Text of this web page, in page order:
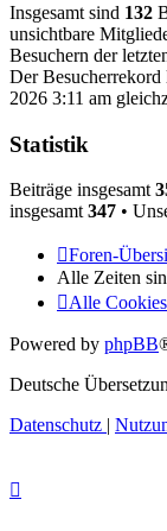
Insgesamt sind 132
unsichtbare
Besuchern der
Der Besucherrekord
2026 3:11 am
Statistik
Beiträge insgesamt
insgesamt 347 •
Foren-
Alle Zeiten
Alle
Powered by phpBB
Deutsche
Datenschutz |